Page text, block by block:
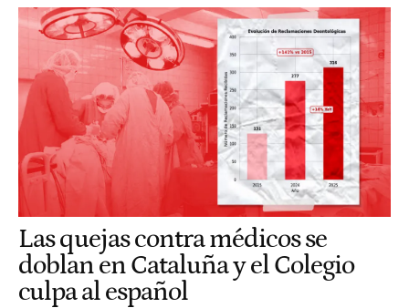
Las quejas contra médicos se
doblan en Cataluña y el Colegio
culpa al español